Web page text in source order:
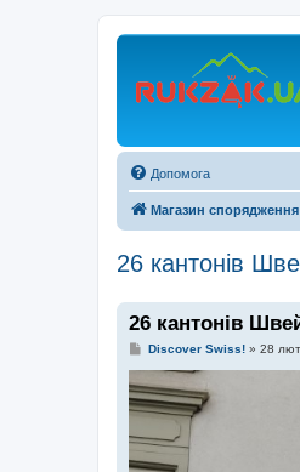
Допомога
Магазин спорядження
26 кантонів
26 кантонів
П
і
д
м
л
е
Discover Swiss!» 28